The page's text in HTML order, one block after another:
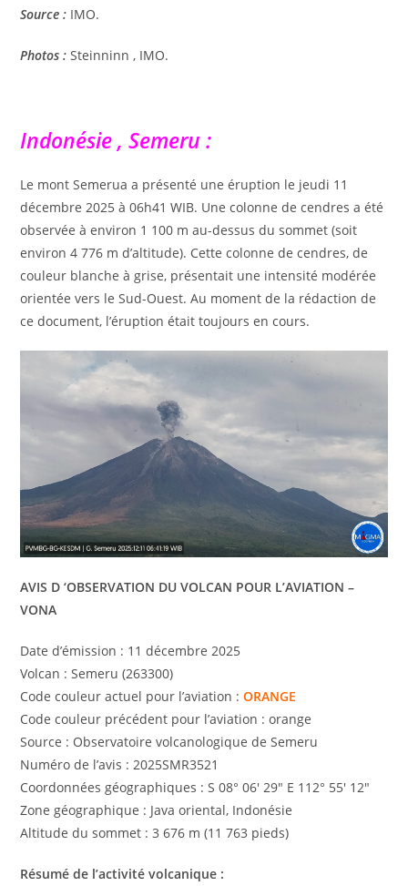
Source : IMO.
Photos : Steinninn , IMO.
Indonésie , Semeru :
Le mont Semerua a présenté une éruption le jeudi 11
décembre 2025 à 06h41 WIB. Une colonne de cendres a été
observée à environ 1 100 m au-dessus du sommet (soit
environ 4 776 m d’altitude). Cette colonne de cendres, de
couleur blanche à grise, présentait une intensité modérée
orientée vers le Sud-Ouest. Au moment de la rédaction de
ce document, l’éruption était toujours en cours.
AVIS D ‘OBSERVATION DU VOLCAN POUR L’AVIATION –
VONA
Date d’émission : 11 décembre 2025
Volcan : Semeru (263300)
Code couleur actuel pour l’aviation :ORANGE
Code couleur précédent pour l’aviation : orange
Source : Observatoire volcanologique de Semeru
Numéro de l’avis : 2025SMR3521
Coordonnées géographiques : S 08° 06′ 29″ E 112° 55′ 12″
Zone géographique : Java oriental, Indonésie
Altitude du sommet : 3 676 m (11 763 pieds)
Résumé de l’activité volcanique :